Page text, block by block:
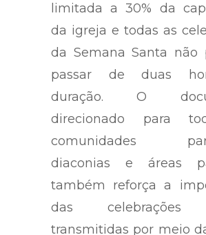
limitada a 30% da
da igreja e todas as
da Semana Santa não
passar de duas
duração. O
direcionado para
comunidades
diaconias e áreas
também reforça a
das celebrações
transmitidas por meio